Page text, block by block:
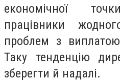
економічної
працівники
проблем з виплатою
Таку тенденцію
зберегти й надалі.